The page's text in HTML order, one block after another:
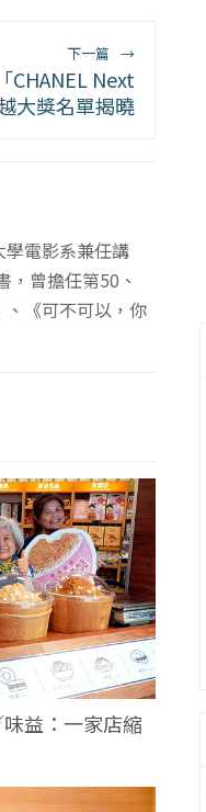
下一篇 →
CHANEL Next
大獎名單揭曉
電影系兼任講
曾擔任第50、
《可不可以，你
益：一家店縮